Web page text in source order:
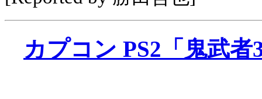
カプコン PS2「鬼武